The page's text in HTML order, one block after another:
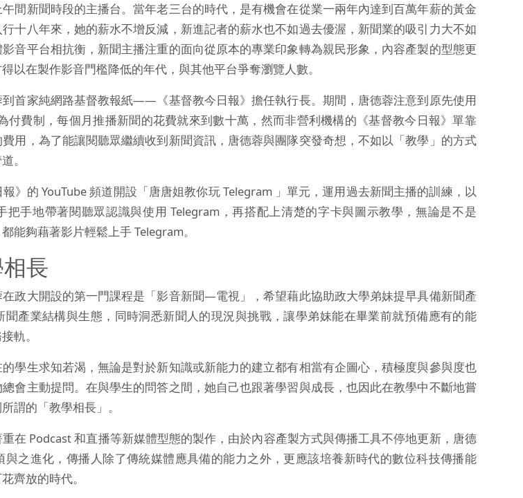
間新聞時段的主播台。當年老三台的時代，是有機會在從業一兩年內達到百萬年薪的黃金
十八年來，她的薪水不增反減，新進記者的薪水也不如過去優渥，新聞業的吸引力大不如
音平台相抗衡，新聞主播注重的面向從原本的專業印象轉為親民形象，內容產製的型態更
以在製作影音門檻降低的年代，與其他平台爭奪瀏覽人數。
首家純網路基督教報紙——《基督教今日報》擔任執行長。期間，唐德蓉注意到原先使用
付費制，每個月推播新聞的花費就來到數十萬，然而非營利機構的《基督教今日報》單靠
用，為了能讓閱聽眾繼續收到新聞資訊，唐德蓉與團隊突發奇想，不如以「教學」的方式
。
》的 YouTube 頻道開設「唐唐姐教你玩 Telegram 」單元，運用過去新聞主播的訓練，以
把手地帶著閱聽眾認識與使用 Telegram，再搭配上清楚的字卡與圖示教學，無論是不是
能夠藉著影片輕鬆上手 Telegram。
長
政大開設的第一門課程是「影音新聞—電視」，希望藉此協助政大學弟妹提早具備新聞產
產業結構與生態，同時洞悉新聞人的現況與挑戰，讓學弟妹能在畢業前就預備應有的能
軌。
學生求知若渴，無論是對於新知識或新能力的建立都有相當有企圖心，積極度與參與度也
會主動提問。在與學生的問答之間，她自己也跟著學習與成長，也因此在教學中不斷地嘗
謂的「教學相長」。
在 Podcast 和直播等新媒體型態的製作，由於內容產製方式與傳播工具不停地更新，唐德
之進化，傳播人除了傳統媒體應具備的能力之外，更應該培養新時代的數位科技傳播能
齊放的時代。